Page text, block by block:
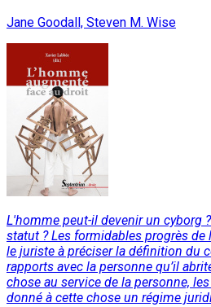
Jane Goodall, Steven M. Wise
L'homme peut-il devenir un cyborg
statut ? Les formidables progrès
le juriste à préciser la définition du
rapports avec la personne qu’il
chose au service de la personne,
donné à cette chose un régime